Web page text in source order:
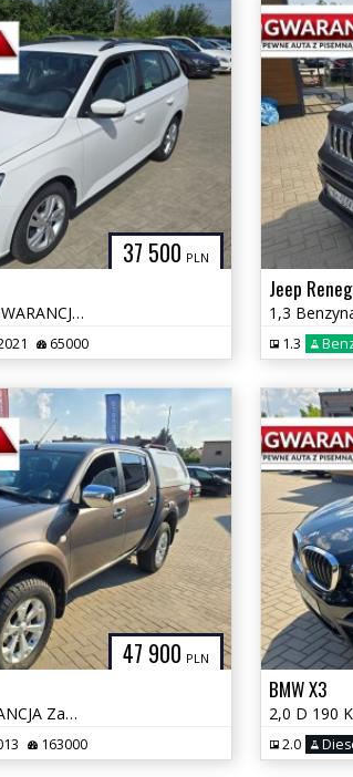
37 500 PLN
1,0 TSI 95 KM Salon PL GWARANCJA Zamiana
65000
Jeep
1.3
47 900 PLN
2,5 D 178 KM 4x4 GWARANCJA Zamiana Zarejestrowany
163000
BMW X3
2.0